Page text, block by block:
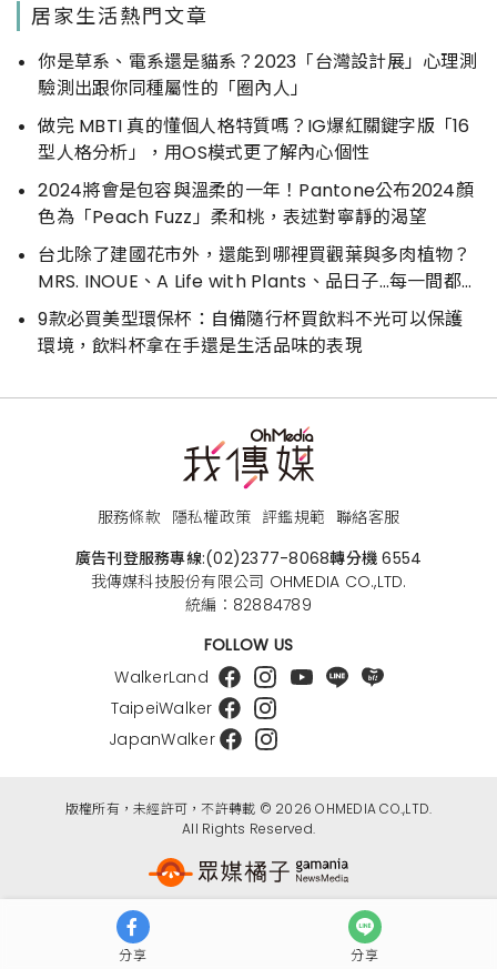
居家生活熱門文章
你是草系、電系還是貓系？2023「台灣設計展」心理測
驗測出跟你同種屬性的「圈內人」
做完 MBTI 真的懂個人格特質嗎？IG爆紅關鍵字版「16
型人格分析」，用OS模式更了解內心個性
2024將會是包容與溫柔的一年！Pantone公布2024顏
色為「Peach Fuzz」柔和桃，表述對寧靜的渴望
台北除了建國花市外，還能到哪裡買觀葉與多肉植物？
MRS. INOUE、A Life with Plants、品日子…每一間都好
好逛
9款必買美型環保杯：自備隨行杯買飲料不光可以保護
環境，飲料杯拿在手還是生活品味的表現
分享 分享
服務條款 隱私權政策 評鑑規範 聯絡客服
廣告刊登服務專線:(02)2377-8068轉分機 6554
我傳媒科技股份有限公司 OHMEDIA CO.,LTD.
統編：82884789
FOLLOW US
WalkerLand
TaipeiWalker
JapanWalker
版權所有，未經許可，不許轉載 © 2026 OHMEDIA CO.,LTD.
All Rights Reserved.